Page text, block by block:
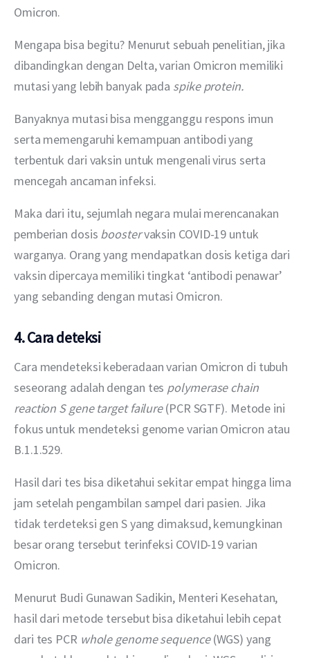
Omicron.
Mengapa bisa begitu? Menurut sebuah penelitian, jika
dibandingkan dengan Delta, varian Omicron memiliki
mutasi yang lebih banyak pada spike protein.
Banyaknya mutasi bisa mengganggu respons imun
serta memengaruhi kemampuan antibodi yang
terbentuk dari vaksin untuk mengenali virus serta
mencegah ancaman infeksi.
Maka dari itu, sejumlah negara mulai merencanakan
pemberian dosis booster vaksin COVID-19 untuk
warganya. Orang yang mendapatkan dosis ketiga dari
vaksin dipercaya memiliki tingkat ‘antibodi penawar’
yang sebanding dengan mutasi Omicron.
4. Cara deteksi
Cara mendeteksi keberadaan varian Omicron di tubuh
seseorang adalah dengan tes polymerase chain
reaction S gene target failure (PCR SGTF). Metode ini
fokus untuk mendeteksi genome varian Omicron atau
B.1.1.529.
Hasil dari tes bisa diketahui sekitar empat hingga lima
jam setelah pengambilan sampel dari pasien. Jika
tidak terdeteksi gen S yang dimaksud, kemungkinan
besar orang tersebut terinfeksi COVID-19 varian
Omicron.
Menurut Budi Gunawan Sadikin, Menteri Kesehatan,
hasil dari metode tersebut bisa diketahui lebih cepat
dari tes PCR whole genome sequence (WGS) yang